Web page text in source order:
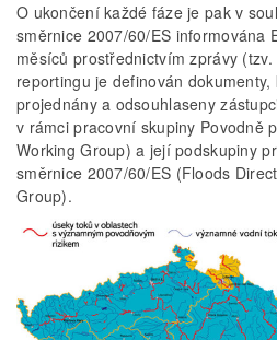
O ukončení každé fáze je pak v
směrnice 2007/60/ES informována
měsíců prostřednictvím zprávy
reportingu je definován
projednány a odsouhlaseny
v rámci pracovní skupiny Povodně
Working Group) a její podskupiny
směrnice 2007/60/ES (Floods
Group).